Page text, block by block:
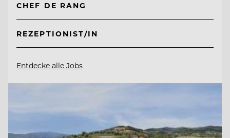
CHEF DE RANG
REZEPTIONIST/IN
Entdecke alle Jobs